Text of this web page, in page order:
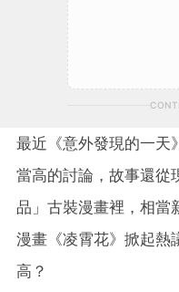
最近《意外發現的一天
當高的討論，故事還從
品」古裝漫畫裡，相當
漫畫《凌霄花》掀起熱
高？